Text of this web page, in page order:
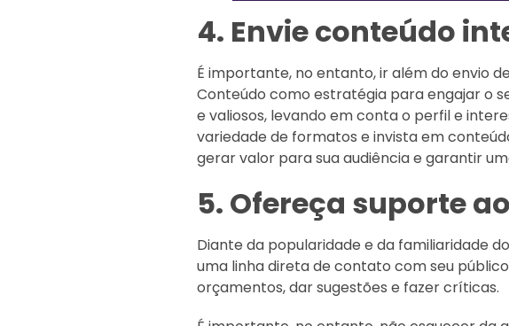
4. Envie conteúdo
É importante, no entanto, ir além do envio
Conteúdo como estratégia para engajar o
e valiosos, levando em conta o perfil e
variedade de formatos e invista em
gerar valor para sua audiência e garantir
5. Ofereça suporte
Diante da popularidade e da familiaridade
uma linha direta de contato com seu
orçamentos, dar sugestões e fazer críticas.